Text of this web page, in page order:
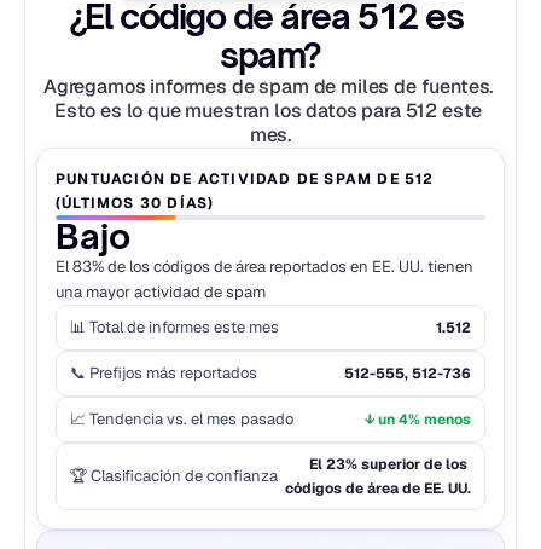
¿El código de área 512 es
spam?
Agregamos informes de spam de miles de fuentes.
Esto es lo que muestran los datos para 512 este
mes.
PUNTUACIÓN DE ACTIVIDAD DE SPAM DE 512
(ÚLTIMOS 30 DÍAS)
Bajo
El 83% de los códigos de área reportados en EE. UU. tienen
una mayor actividad de spam
📊 Total de informes este mes
1.512
📞 Prefijos más reportados 512-555, 512-736
📈 Tendencia vs. el mes pasado ↓ un 4% menos
🏆 Clasificación de confianza
El 23% superior de los
códigos de área de EE. UU.